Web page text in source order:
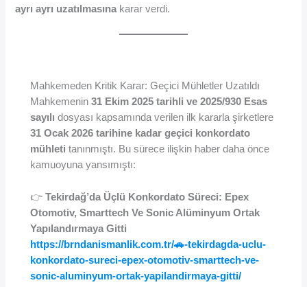
ayrı ayrı uzatılmasınakarar verdi.
Mahkemeden Kritik Karar: Geçici Mühletler Uzatıldı
Mahkemenin31 Ekim 2025 tarihli ve 2025/930 Esas
sayılı dosyası kapsamında verilen ilk kararla şirketlere
31 Ocak 2026 tarihine kadar geçici konkordato
mühleti tanınmıştı. Bu sürece ilişkin haber daha önce
kamuoyuna yansımıştı:
👉Tekirdağ’da Üçlü Konkordato Süreci: Epex
Otomotiv, Smarttech Ve Sonic Alüminyum Ortak
Yapılandırmaya Gitti
https://brndanismanlik.com.tr/🚗-tekirdagda-uclu-
konkordato-sureci-epex-otomotiv-smarttech-ve-
sonic-aluminyum-ortak-yapilandirmaya-gitti/